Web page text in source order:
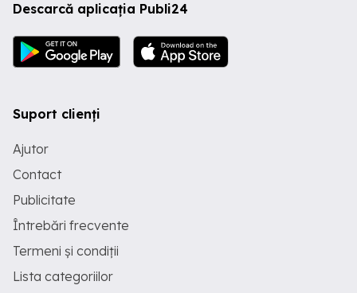
Descarcă aplicația Publi24
Suport clienți
Ajutor
Contact
Publicitate
Întrebări frecvente
Termeni și condiții
Lista categoriilor